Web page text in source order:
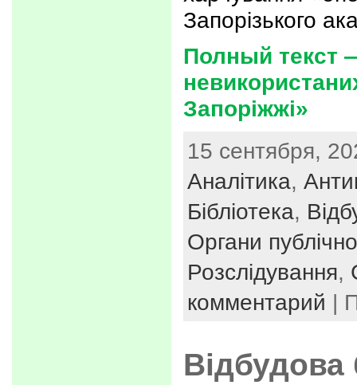
Запорізького
Полный текст —
Запоріжжі»
15 сентября,
Аналітика,
Бібліотека,
Органи
Розслідування,
комментарий |
Відбудова